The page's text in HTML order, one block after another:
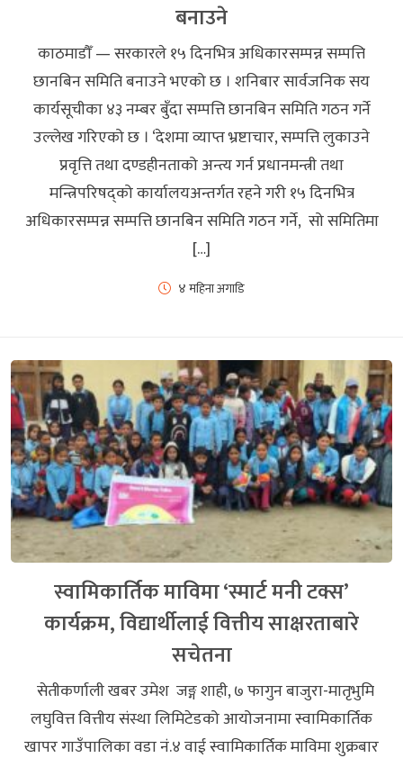
बनाउने
काठमाडौँ — सरकारले १५ दिनभित्र अधिकारसम्पन्न सम्पत्ति
छानबिन समिति बनाउने भएको छ । शनिबार सार्वजनिक सय
कार्यसूचीका ४३ नम्बर बुँदा सम्पत्ति छानबिन समिति गठन गर्ने
उल्लेख गरिएको छ । ‘देशमा व्याप्त भ्रष्टाचार, सम्पत्ति लुकाउने
प्रवृत्ति तथा दण्डहीनताको अन्त्य गर्न प्रधानमन्त्री तथा
मन्त्रिपरिषद्को कार्यालयअन्तर्गत रहने गरी १५ दिनभित्र
अधिकारसम्पन्न सम्पत्ति छानबिन समिति गठन गर्ने, सो समितिमा
[…]
४ महिना अगाडि
स्वामिकार्तिक माविमा ‘स्मार्ट मनी टक्स’
कार्यक्रम, विद्यार्थीलाई वित्तीय साक्षरताबारे
सचेतना
सेतीकर्णाली खबर उमेश जङ्ग शाही, ७ फागुन बाजुरा-मातृभुमि
लघुवित्त वित्तीय संस्था लिमिटेडको आयोजनामा स्वामिकार्तिक
खापर गाउँपालिका वडा नं.४ वाई स्वामिकार्तिक माविमा शुक्रबार